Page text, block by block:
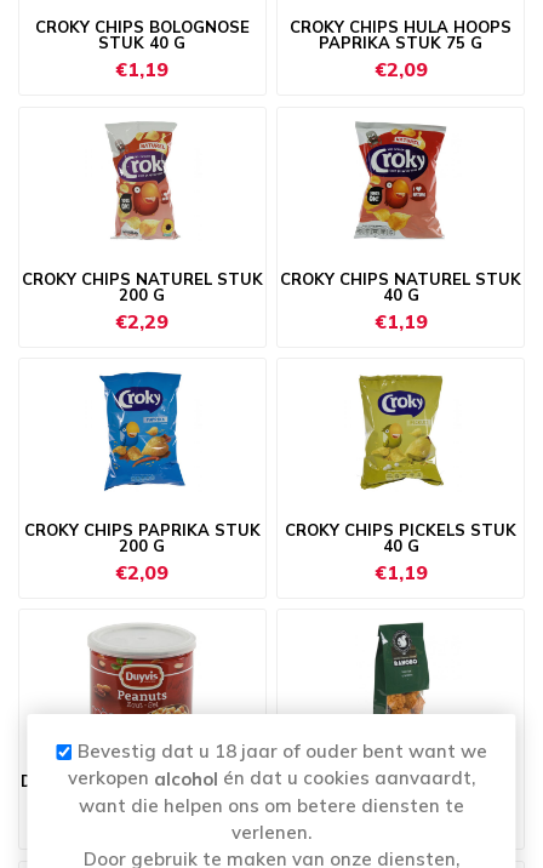
CROKY CHIPS BOLOGNOSE
STUK 40 G
€1,19
CROKY CHIPS HULA HOOPS
PAPRIKA STUK 75 G
€2,09
CROKY CHIPS NATUREL STUK
200 G
€2,29
CROKY CHIPS NATUREL STUK
40 G
€1,19
CROKY CHIPS PAPRIKA STUK
200 G
€2,09
CROKY CHIPS PICKELS STUK
40 G
€1,19
DUYVIS PEANUTS SALT STUK
200 G
HOT RICE CRACKERS 65 G
Bevestig dat u 18 jaar of ouder bent want we
verkopen alcohol én dat u cookies aanvaardt,
want die helpen ons om betere diensten te
verlenen.
Door gebruik te maken van onze diensten,